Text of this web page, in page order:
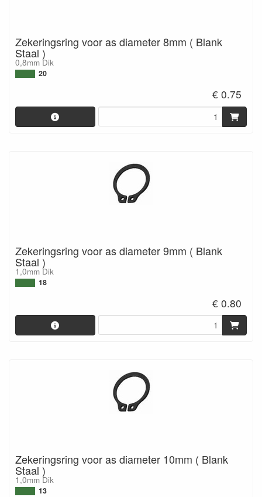
Zekeringsring voor as diameter 8mm ( Blank
Staal )
0,8mm Dik
20
€ 0.75
Zekeringsring voor as diameter 9mm ( Blank
Staal )
1,0mm Dik
18
€ 0.80
Zekeringsring voor as diameter 10mm ( Blank
Staal )
1,0mm Dik
13